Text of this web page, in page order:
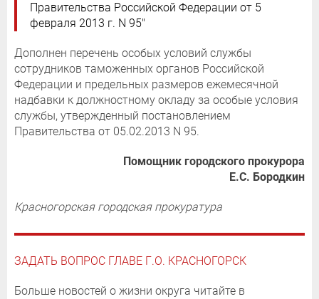
Правительства Российской Федерации от 5
февраля 2013 г. N 95"
Дополнен перечень особых условий службы
сотрудников таможенных органов Российской
Федерации и предельных размеров ежемесячной
надбавки к должностному окладу за особые условия
службы, утвержденный постановлением
Правительства от 05.02.2013 N 95.
Помощник городского прокурора
Е.С. Бородкин
Красногорская городская прокуратура
ЗАДАТЬ ВОПРОС ГЛАВЕ Г.О. КРАСНОГОРСК
Больше новостей о жизни округа читайте в